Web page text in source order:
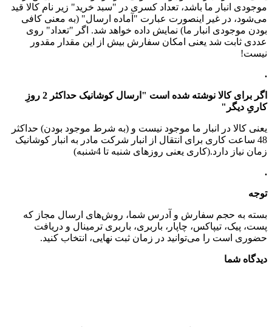
موجودی انبار ما باشد، تعداد کسری در "سبد خرید" زیر نام کالا قید
می‌شود، در غیر اینصورت عبارت "آماده ارسال" (به معنی کافی
بودن موجودی انبار ما) نمایش داده خواهد شد. اگر "تعداد" روی
عددی ثابت شد یعنی امکان سفارش بیش از این مقدار مقدور
نیست!
.
اگر برای کالا نوشته شده است "ارسال کوشانیک حداکثر 2 روزِ
کاریِ دیگر"
یعنی کالا در انبار ما موجود نیست و (به شرط موجود بودن) حداکثر
48 ساعت کاری برای انتقال از انبار شرکت مادر به انبار کوشانیک
زمان نیاز دارد.(کاری یعنی روزهای شنبه تا 4شنبه)
.
توجه
بسته به حجم سفارش و آدرس شما، روش‌های ارسال مجاز که
پست، پیک، تیپاکس، چاپار، باربری، باربری ترمینال و دریافت
حضوری است را می‌توانید در زمان ثبت نهایی، انتخاب کنید.
دیدگاه شما